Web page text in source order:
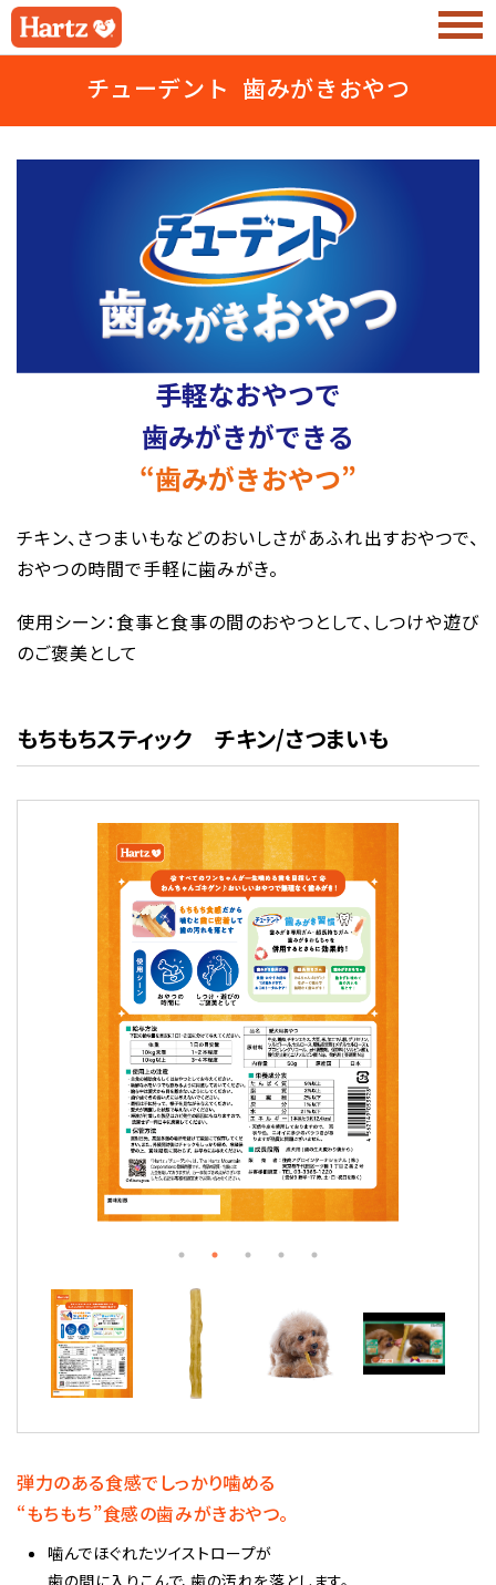
チューデント 歯みがきおやつ
手軽なおやつで
歯みがきができる
“歯みがきおやつ”
チキン、さつまいもなどのおいしさがあふれ出すおやつで、
おやつの時間で手軽に歯みがき。
使用シーン：食事と食事の間のおやつとして、しつけや遊び
のご褒美として
もちもちスティック チキン/さつまいも
弾力のある食感でしっかり噛める
“もちもち”食感の歯みがきおやつ。
噛んでほぐれたツイストロープが